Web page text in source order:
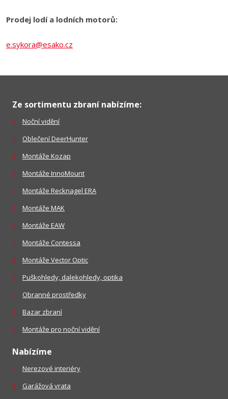
Prodej lodí a lodních motorů:
e.sykora@esako.cz
Ze sortimentu zbraní nabízíme:
Noční vidění
Oblečení DeerHunter
Montáže Kozap
Montáže InnoMount
Montáže Recknagel ERA
Montáže MAK
Montáže EAW
Montáže Contessa
Montáže Vector Optic
Puškohledy, dalekohledy, optika
Obranné prostředky
Bazar zbraní
Montáže pro noční vidění
Nabízíme
Nerezové interiéry
Garážová vrata